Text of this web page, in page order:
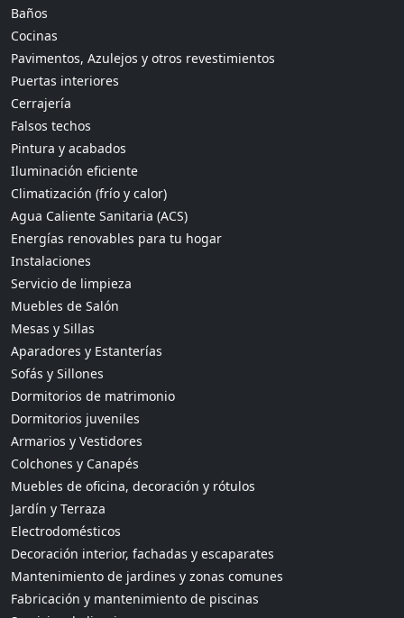
Baños
Cocinas
Pavimentos, Azulejos y otros revestimientos
Puertas interiores
Cerrajería
Falsos techos
Pintura y acabados
Iluminación eficiente
Climatización (frío y calor)
Agua Caliente Sanitaria (ACS)
Energías renovables para tu hogar
Instalaciones
Servicio de limpieza
Muebles de Salón
Mesas y Sillas
Aparadores y Estanterías
Sofás y Sillones
Dormitorios de matrimonio
Dormitorios juveniles
Armarios y Vestidores
Colchones y Canapés
Muebles de oficina, decoración y rótulos
Jardín y Terraza
Electrodomésticos
Decoración interior, fachadas y escaparates
Mantenimiento de jardines y zonas comunes
Fabricación y mantenimiento de piscinas